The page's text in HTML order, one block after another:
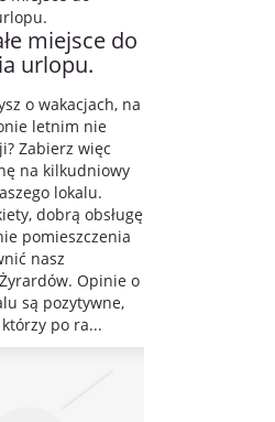
miejsce do
urlopu.
o wakacjach, na
letnim nie
Zabierz więc
na kilkudniowy
lokalu.
dobrą obsługę
pomieszczenia
nasz
Opinie o
są pozytywne,
po ra...